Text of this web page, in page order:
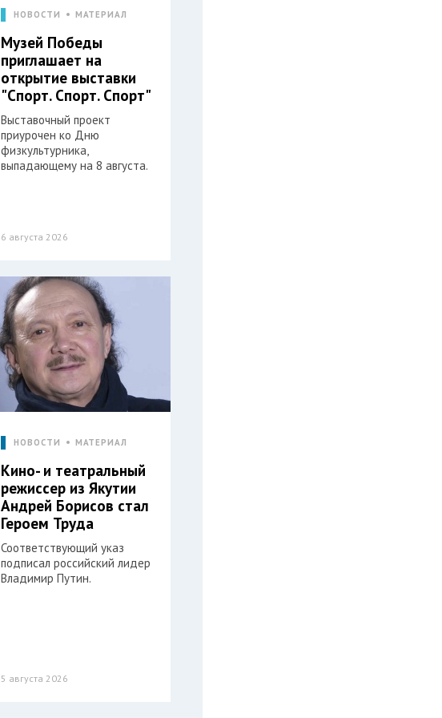
НОВОСТИ МАТЕРИАЛ
Музей Победы
приглашает на
открытие выставки
"Спорт. Спорт. Спорт"
Выставочный проект
приурочен ко Дню
физкультурника,
выпадающему на 8 августа.
6 августа 2026
НОВОСТИ МАТЕРИАЛ
Кино- и театральный
режиссер из Якутии
Андрей Борисов стал
Героем Труда
Соответствующий указ
подписал российский лидер
Владимир Путин.
5 августа 2026